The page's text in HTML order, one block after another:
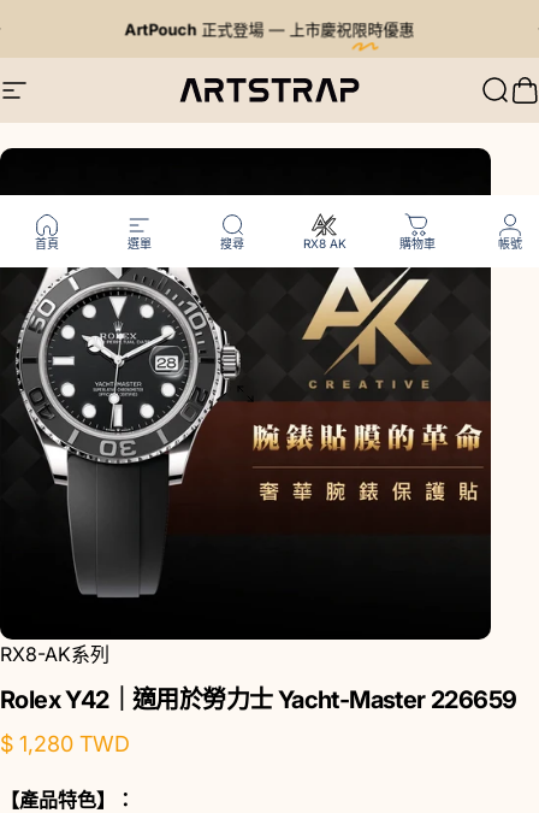
ArtPouch正式登場 — 上市慶祝限時優惠
暫停投影片放映
網站導航 Artstrap 亞特 搜尋
首頁 選單 搜尋 RX8 AK 購物車 帳號
RX8-AK系列
RolexY42｜適用於勞力士Yacht-Master 226659
$ 1,280 TWD
【產品特色】：